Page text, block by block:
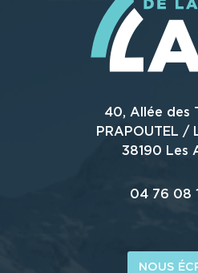
40, Allée des
PRAPOUTEL /
38190 Les
04 76 08
NOUS